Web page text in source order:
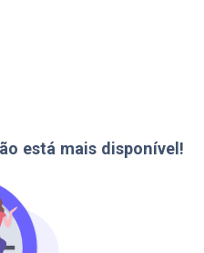
está mais disponível!